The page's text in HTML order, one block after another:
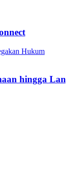
hingga